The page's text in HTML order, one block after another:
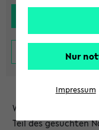
Wählen Sie die
Teil des gesuchten
Nur
Impressum